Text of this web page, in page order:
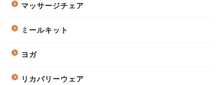
マッサージチェア
ミールキット
ヨガ
リカバリーウェア